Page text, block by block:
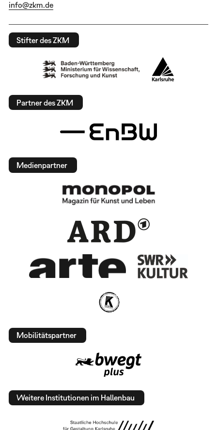
info@zkm.de
Stifter des ZKM
Partner des ZKM
Medienpartner
Mobilitätspartner
Weitere Institutionen im Hallenbau